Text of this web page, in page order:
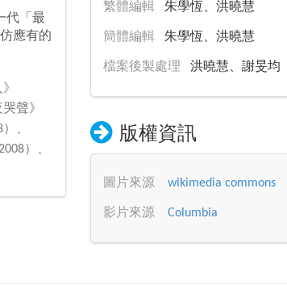
代「最
應有的
聲》
、
）、
繁體編輯 朱學恆、洪曉慧
簡體編輯 朱學恆、洪曉慧
檔案後製處理 洪曉慧、謝旻均
版權資訊
圖片來源 wikimedia commons
影片來源 Columbia